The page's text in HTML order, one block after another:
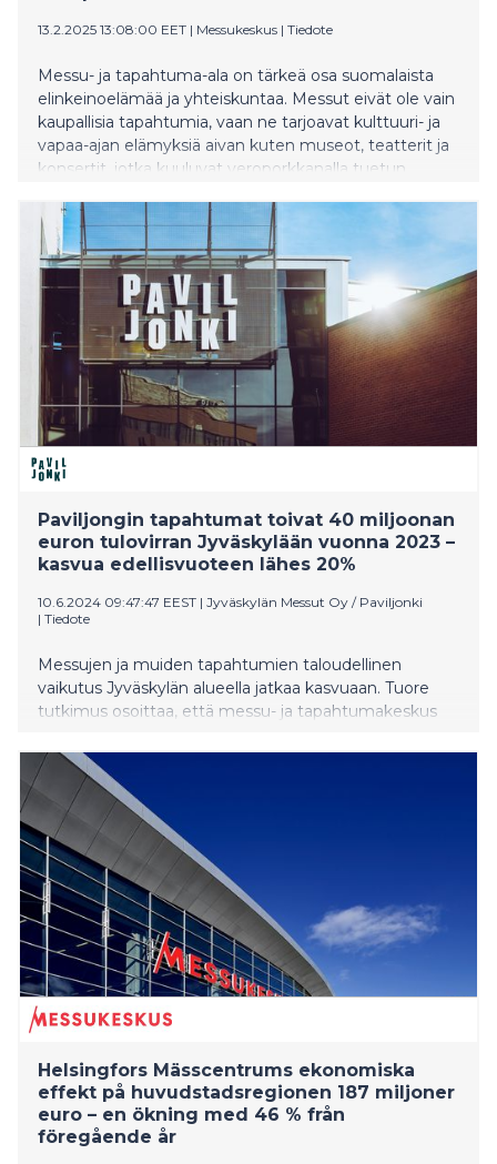
13.2.2025 13:08:00 EET | Messukeskus | Tiedote
Messu- ja tapahtuma-ala on tärkeä osa suomalaista
elinkeinoelämää ja yhteiskuntaa. Messut eivät ole vain
kaupallisia tapahtumia, vaan ne tarjoavat kulttuuri- ja
vapaa-ajan elämyksiä aivan kuten museot, teatterit ja
konsertit, jotka kuuluvat veroporkkanalla tuetun
messukäyntejä tällä hetkellä hyväksytä verovapaan
kulttuuriedun piiriin.
Paviljongin tapahtumat toivat 40 miljoonan
euron tulovirran Jyväskylään vuonna 2023 –
kasvua edellisvuoteen lähes 20%
10.6.2024 09:47:47 EEST | Jyväskylän Messut Oy / Paviljonki
| Tiedote
Messujen ja muiden tapahtumien taloudellinen
vaikutus Jyväskylän alueella jatkaa kasvuaan. Tuore
tutkimus osoittaa, että messu- ja tapahtumakeskus
merkittävä vaikutus alueen talouteen ja
kokonaistyöllisyyteen.
Helsingfors Mässcentrums ekonomiska
effekt på huvudstadsregionen 187 miljoner
euro – en ökning med 46 % från
föregående år